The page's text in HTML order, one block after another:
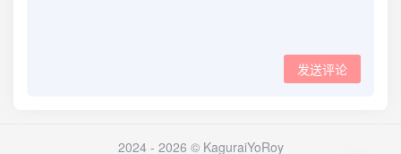
发送评论
2024 - 2026 © KaguraiYoRoy